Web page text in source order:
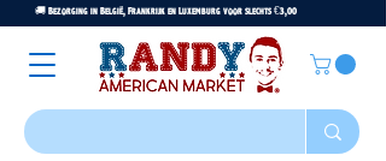
🚚 Bezorging in België, Frankrijk en Luxemburg voor slechts €3,00